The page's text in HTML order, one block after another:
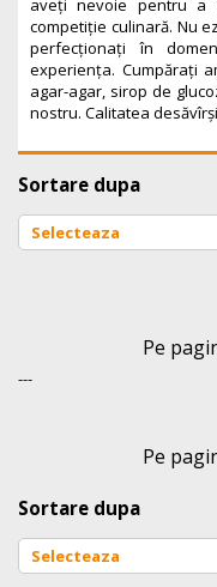
aveți nevoie pentru a
competiție culinară. Nu
perfecționați în
experiența. Cumpărați
agar-agar, sirop de
nostru. Calitatea
Sortare dupa
Pe
---
Pe
Sortare dupa